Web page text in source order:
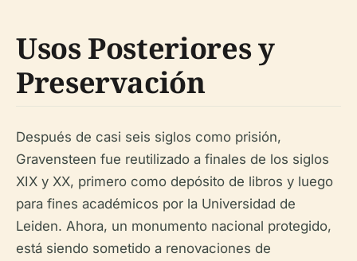
Usos Posteriores y
Preservación
Después de casi seis siglos como prisión,
Gravensteen fue reutilizado a finales de los siglos
XIX y XX, primero como depósito de libros y luego
para fines académicos por la Universidad de
Leiden. Ahora, un monumento nacional protegido,
está siendo sometido a renovaciones de